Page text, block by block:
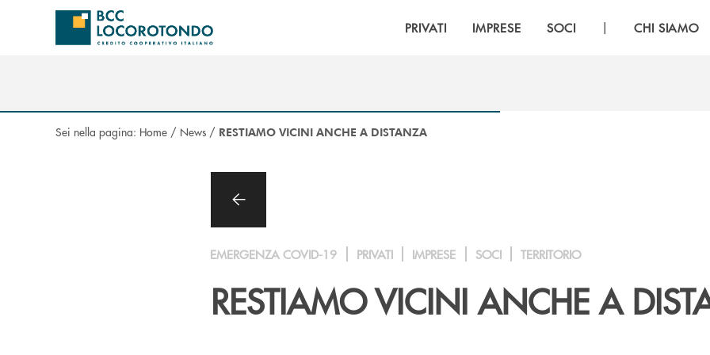
Salta al contenuto principale
PRIVATI IMPRESE SOCI | CHI SIAMO
Sei nella pagina: Home / News / RESTIAMO VICINI ANCHE A DISTANZA
EMERGENZA COVID-19 PRIVATI IMPRESE SOCI TERRITORIO
RESTIAMO VICINI ANCHE A